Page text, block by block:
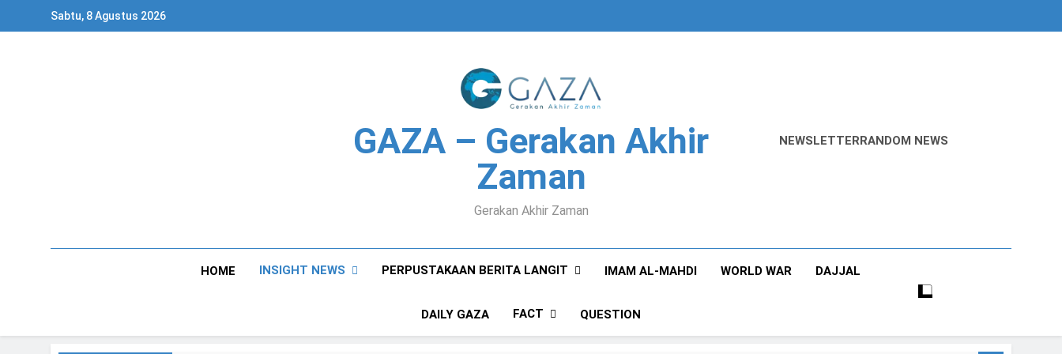
Sabtu, 8 Agustus 2026
GAZA – Gerakan Akhir
Zaman
Gerakan Akhir Zaman
NEWSLETTERRANDOM NEWS
HOME INSIGHT NEWS PERPUSTAKAAN BERITA LANGIT IMAM AL-MAHDI WORLD WAR DAJJAL
DAILY GAZA FACT QUESTION